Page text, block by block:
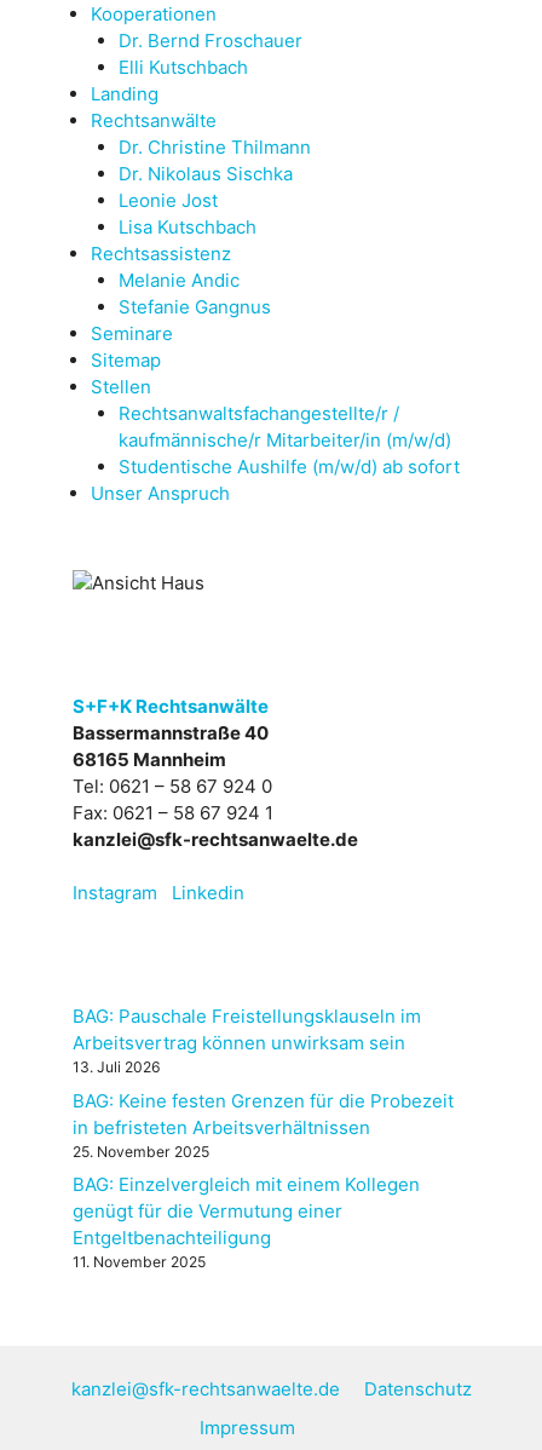
Kooperationen
Dr. Bernd Froschauer
Elli Kutschbach
Landing
Rechtsanwälte
Dr. Christine Thilmann
Dr. Nikolaus Sischka
Leonie Jost
Lisa Kutschbach
Rechtsassistenz
Melanie Andic
Stefanie Gangnus
Seminare
Sitemap
Stellen
Rechtsanwaltsfachangestellte/r /
kaufmännische/r Mitarbeiter/in (m/w/d)
Studentische Aushilfe (m/w/d) ab sofort
Unser Anspruch
S+F+K Rechtsanwälte
Bassermannstraße 40
68165 Mannheim
Tel: 0621 – 58 67 924 0
Fax: 0621 – 58 67 924 1
kanzlei@sfk-rechtsanwaelte.de
Instagram Linkedin
BAG: Pauschale Freistellungsklauseln im
Arbeitsvertrag können unwirksam sein
13. Juli 2026
BAG: Keine festen Grenzen für die Probezeit
in befristeten Arbeitsverhältnissen
25. November 2025
BAG: Einzelvergleich mit einem Kollegen
genügt für die Vermutung einer
Entgeltbenachteiligung
11. November 2025
kanzlei@sfk-rechtsanwaelte.de
Datenschutz
Impressum